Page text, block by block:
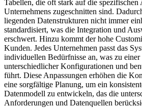
Tabellen, die oft stark auf die spezifischen
Unternehmens zugeschnitten sind.
liegenden Datenstrukturen nicht immer
standardisiert, was die Integration und
erschwert. Hinzu kommt der hohe
Kunden. Jedes Unternehmen passt das
individuellen Bedürfnisse an, was zu
unterschiedlicher Konfigurationen und
führt. Diese Anpassungen erhöhen die
eine sorgfältige Planung, um ein
Datenmodell zu entwickeln, das die
Anforderungen und Datenquellen